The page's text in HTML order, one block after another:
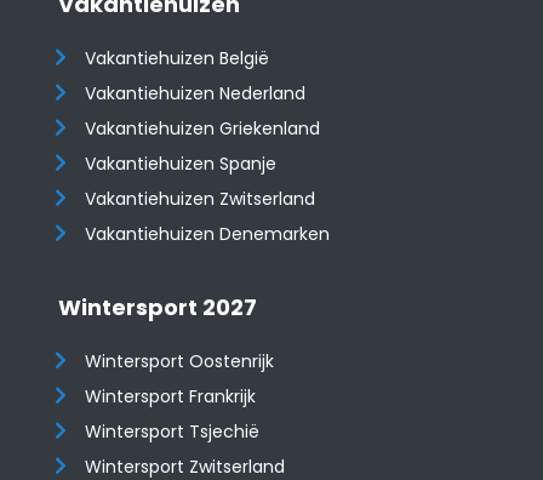
Vakantiehuizen België
Vakantiehuizen Nederland
Vakantiehuizen Griekenland
Vakantiehuizen Spanje
​​​​​​​Vakantiehuizen Zwitserland
Vakantiehuizen Denemarken
Wintersport 2027
Wintersport Oostenrijk
Wintersport Frankrijk
Wintersport Tsjechië
Wintersport Zwitserland